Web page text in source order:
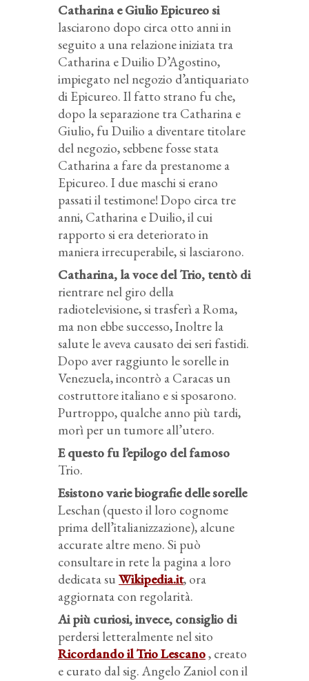
Catharina e Giulio Epicureo si
lasciarono dopo circa otto anni in
seguito a una relazione iniziata tra
Catharina e Duilio D’Agostino,
impiegato nel negozio d’antiquariato
di Epicureo. Il fatto strano fu che,
dopo la separazione tra Catharina e
Giulio, fu Duilio a diventare titolare
del negozio, sebbene fosse stata
Catharina a fare da prestanome a
Epicureo. I due maschi si erano
passati il testimone! Dopo circa tre
anni, Catharina e Duilio, il cui
rapporto si era deteriorato in
maniera irrecuperabile, si lasciarono.
Catharina, la voce del Trio, tentò di
rientrare nel giro della
radiotelevisione, si trasferì a Roma,
ma non ebbe successo, Inoltre la
salute le aveva causato dei seri fastidi.
Dopo aver raggiunto le sorelle in
Venezuela, incontrò a Caracas un
costruttore italiano e si sposarono.
Purtroppo, qualche anno più tardi,
morì per un tumore all’utero.
E questo fu l’epilogo del famoso
Trio.
Esistono varie biografie delle sorelle
Leschan (questo il loro cognome
prima dell’italianizzazione), alcune
accurate altre meno. Si può
consultare in rete la pagina a loro
dedicata su Wikipedia.it, ora
aggiornata con regolarità.
Ai più curiosi, invece, consiglio di
perdersi letteralmente nel sito
Ricordando il Trio Lescano, creato
e curato dal sig. Angelo Zaniol con il